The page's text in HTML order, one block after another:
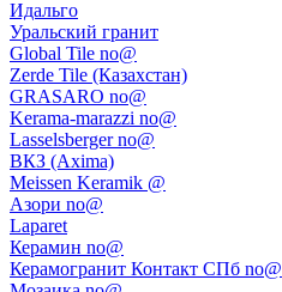
Идальго
Уральский гранит
Global Tile no@
Zerde Tile (Казахстан)
GRASARO no@
Kerama-marazzi no@
Lasselsberger no@
ВКЗ (Axima)
Meissen Keramik @
Азори no@
Laparet
Керамин no@
Керамогранит Контакт СПб no@